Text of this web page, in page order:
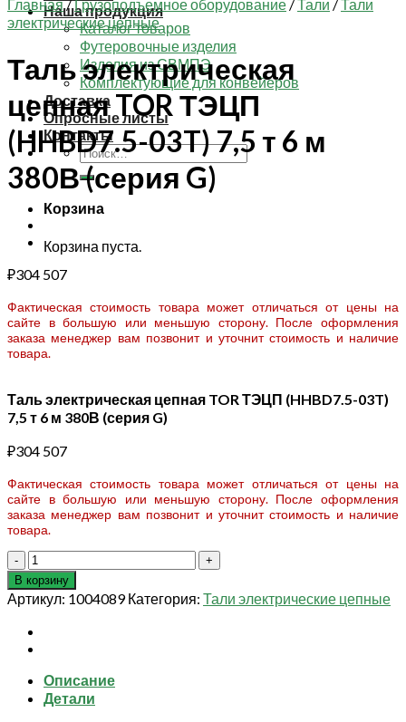
Наша продукция
Каталог товаров
Футеровочные изделия
Изделия из СВМПЭ
Комплектующие для конвейеров
Доставка
Опросные листы
Контакты
Искать:
Корзина
Корзина пуста.
Главная/Грузоподъемное оборудование /Тали /Тали
электрические цепные
Таль электрическая
цепная TOR ТЭЦП
(HHBD7.5-03T) 7,5 т 6 м
380В (серия G)
₽304 507
Фактическая стоимость товара может отличаться от цены на
сайте в большую или меньшую сторону. После оформления
заказа менеджер вам позвонит и уточнит стоимость и наличие
товара.
Таль электрическая цепная TOR ТЭЦП (HHBD7.5-03T)
7,5 т 6 м 380В (серия G)
₽304 507
Фактическая стоимость товара может отличаться от цены на
сайте в большую или меньшую сторону. После оформления
заказа менеджер вам позвонит и уточнит стоимость и наличие
товара.
Количество
товара
Таль
электрическая
цепная
TOR
(HHBD7.5-
03T)
В корзину
Артикул: 1004089 Категория: Тали электрические цепные
Описание
Детали